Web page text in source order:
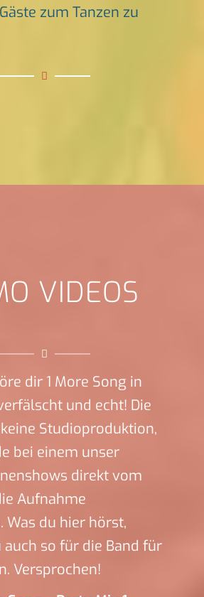
zum Tanzen zu
VIDEOS
dir 1 More Song in
und echt! Die
Studioproduktion,
bei einem unser
direkt vom
Aufnahme
Was du hier hörst,
so für die Band für
Versprochen!